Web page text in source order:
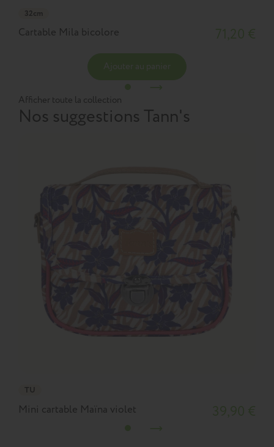
32cm
Cartable Mila bicolore
Afficher toute la collection
Nos suggestions Tann's
TU
Mini cartable Maïna violet